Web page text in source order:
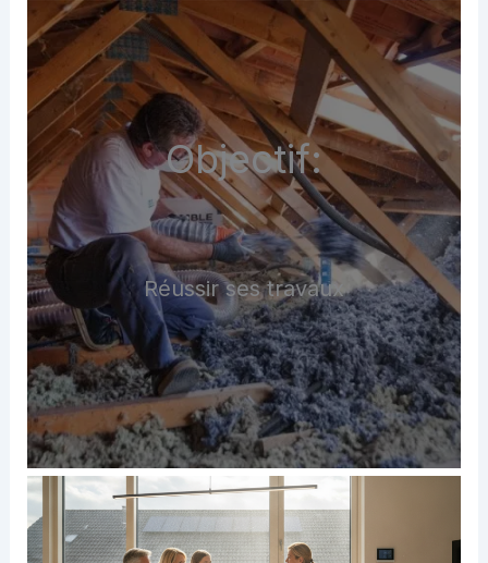
Objectif:
Réussir ses travaux